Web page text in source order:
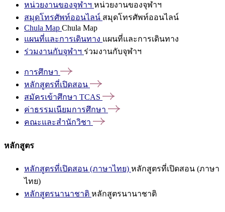
หน่วยงานของจุฬาฯ หน่วยงานของจุฬาฯ
สมุดโทรศัพท์ออนไลน์ สมุดโทรศัพท์ออนไลน์
Chula Map Chula Map
แผนที่และการเดินทาง แผนที่และการเดินทาง
ร่วมงานกับจุฬาฯ ร่วมงานกับจุฬาฯ
การศึกษา
หลักสูตรที่เปิดสอน
สมัครเข้าศึกษา TCAS
ค่าธรรมเนียมการศึกษา
คณะและสำนักวิชา
หลักสูตร
หลักสูตรที่เปิดสอน (ภาษาไทย) หลักสูตรที่เปิดสอน (ภาษา
ไทย)
หลักสูตรนานาชาติ หลักสูตรนานาชาติ